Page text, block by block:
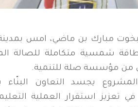
مبارك بن ماضي، امس بمدينة
طاقة شمسية متكاملة للصالة
من مؤسسة صلة للتنمية.
يجسد التعاون البنّاء
استقرار العملية